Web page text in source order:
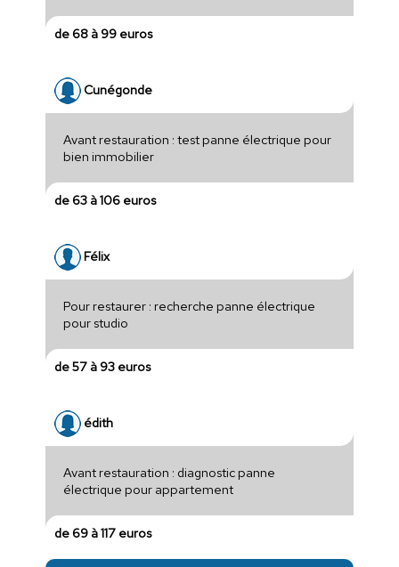
de 68 à 99 euros
Cunégonde
Avant restauration : test panne électrique pour
bien immobilier
de 63 à 106 euros
Félix
Pour restaurer : recherche panne électrique
pour studio
de 57 à 93 euros
édith
Avant restauration : diagnostic panne
électrique pour appartement
de 69 à 117 euros